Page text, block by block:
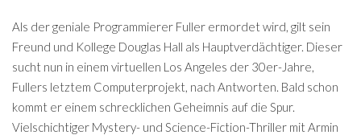
Als der geniale Programmierer Fuller ermordet wird, gilt sein
Freund und Kollege Douglas Hall als Hauptverdächtiger. Dieser
sucht nun in einem virtuellen Los Angeles der 30er-Jahre,
Fullers letztem Computerprojekt, nach Antworten. Bald schon
kommt er einem schrecklichen Geheimnis auf die Spur.
Vielschichtiger Mystery- und Science-Fiction-Thriller mit Armin